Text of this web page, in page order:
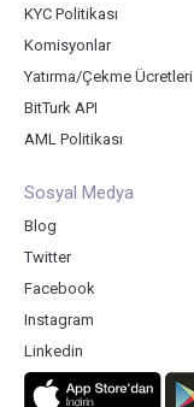
KYC Politikası
Komisyonlar
Yatırma/Çekme Ücretleri
BitTurk API
AML Politikası
Sosyal Medya
Blog
Twitter
Facebook
Instagram
Linkedin